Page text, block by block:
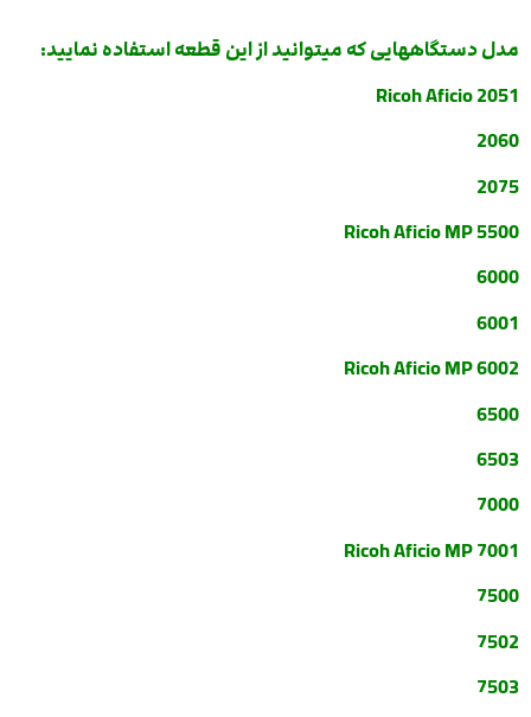
مدل دستگاههایی که میتوانید از این قطعه استفاده نمایید:
2051 Ricoh Aficio
2060
2075
Ricoh Aficio MP 5500
6000
6001
Ricoh Aficio MP 6002
6500
6503
7000
Ricoh Aficio MP 7001
7500
7502
7503